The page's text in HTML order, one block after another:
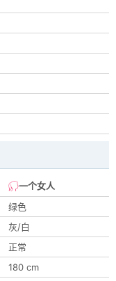
一个女人
绿色
灰/白
正常
180 cm